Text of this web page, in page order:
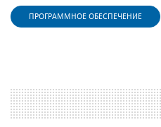
ПРОГРАММНОЕ ОБЕСПЕЧЕНИЕ